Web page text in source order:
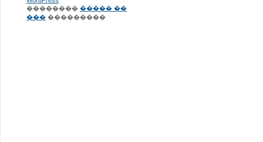
�������� ����� ��
��� ���������